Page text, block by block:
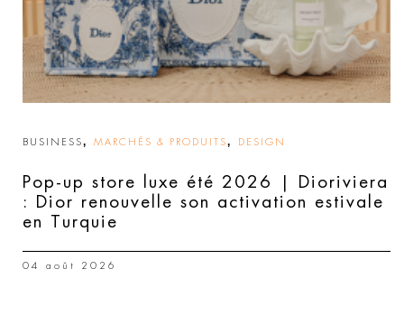
BUSINESS, MARCHÉS & PRODUITS, DESIGN
Pop-up store luxe été 2026 | Dioriviera
: Dior renouvelle son activation estivale
en Turquie
04 août 2026